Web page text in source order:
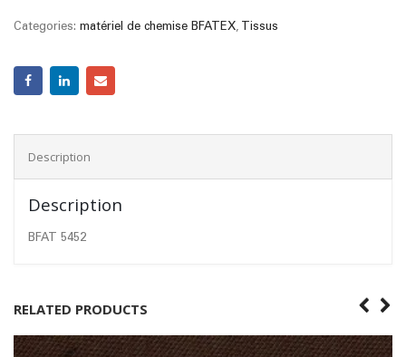
Categories: matériel de chemise BFATEX, Tissus
Description
Description
BFAT 5452
RELATED PRODUCTS